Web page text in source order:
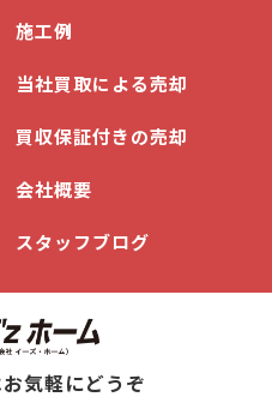
施工例
当社買取による売却
買収保証付きの売却
会社概要
スタッフブログ
気軽にどうぞ